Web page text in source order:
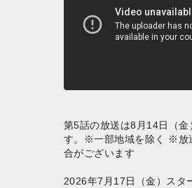
第5話の放送は8月14日（金
す。※一部地域を除く ※放
合がございます
2026年7月17日（金）スタ